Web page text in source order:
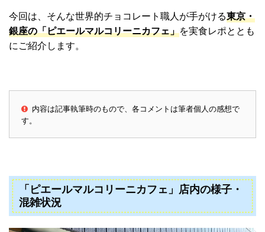
今回は、そんな世界的チョコレート職人が手がける東京・
銀座の「ピエールマルコリーニカフェ」を実食レポととも
にご紹介します。
内容は記事執筆時のもので、各コメントは筆者個人の感想で
す。
「ピエールマルコリーニカフェ」店内の様子・
混雑状況